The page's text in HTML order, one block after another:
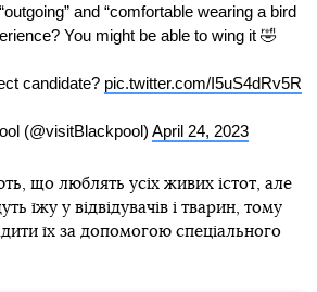
and “comfortable wearing a bird
You might be able to wing it 🤣
candidate? pic.twitter.com/I5uS4dRv5R
(@visitBlackpool) April 24, 2023
що люблять усіх живих істот, але
їжу у відвідувачів і тварин, тому
їх за допомогою спеціального